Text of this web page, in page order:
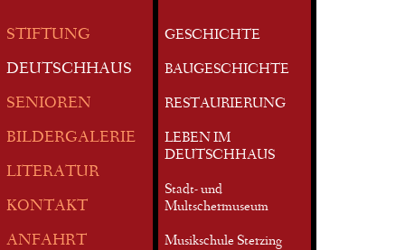
STIFTUNG
DEUTSCHHAUS
SENIOREN
BILDERGALERIE
LITERATUR
KONTAKT
ANFAHRT
GESCHICHTE
BAUGESCHICHTE
RESTAURIERUNG
LEBEN IM
DEUTSCHHAUS
Stadt- und
Multschermuseum
Musikschule Sterzing